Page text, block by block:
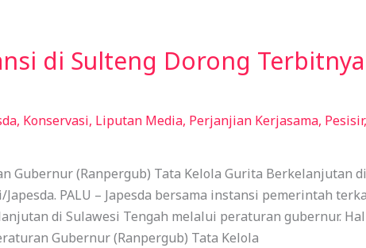
di Sulteng Dorong
, Konservasi, Liputan Media, Perjanjian Kerjasama, Pesisir,
Gubernur (Ranpergub) Tata Kelola Gurita Berkelanjutan
PALU – Japesda bersama instansi pemerintah
di Sulawesi Tengah melalui peraturan gubernur.
Gubernur (Ranpergub) Tata Kelola